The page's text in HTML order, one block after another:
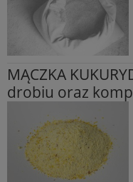
MĄCZKA
drobiu oraz